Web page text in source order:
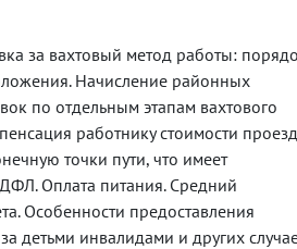
за вахтовый метод работы:
Начисление районных
по отдельным этапам вахтового
работнику стоимости
точки пути, что имеет
Оплата питания. Средний
Особенности предоставления
детьми инвалидами и других